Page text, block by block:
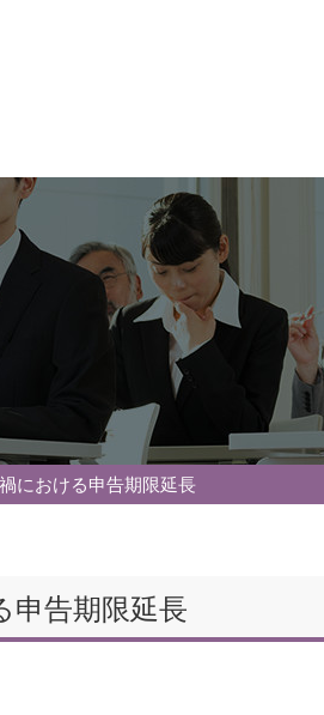
における申告期限延長
申告期限延長